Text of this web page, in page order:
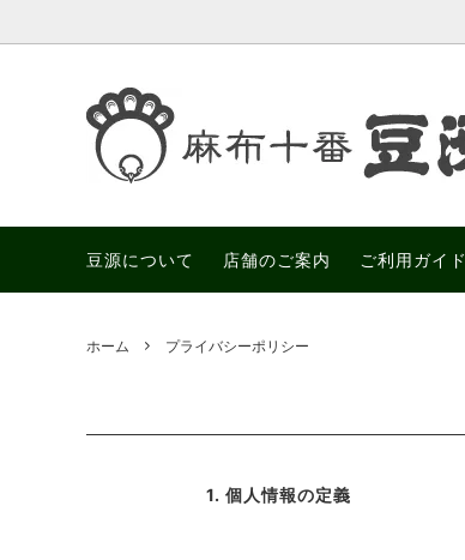
豆菓子
慶事におすすめ（御祝、贈り物）
ご予算別（進物）
店舗のご案内
特集
豆源について
店舗のご案内 ご利用ガイド
ホーム プライバシーポリシー
1. 個人情報の定義